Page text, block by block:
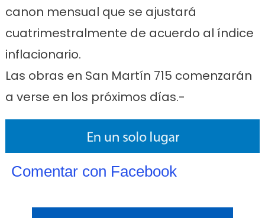
canon mensual que se ajustará
cuatrimestralmente de acuerdo al índice
inflacionario.
Las obras en San Martín 715 comenzarán
a verse en los próximos días.-
Comentar con Facebook